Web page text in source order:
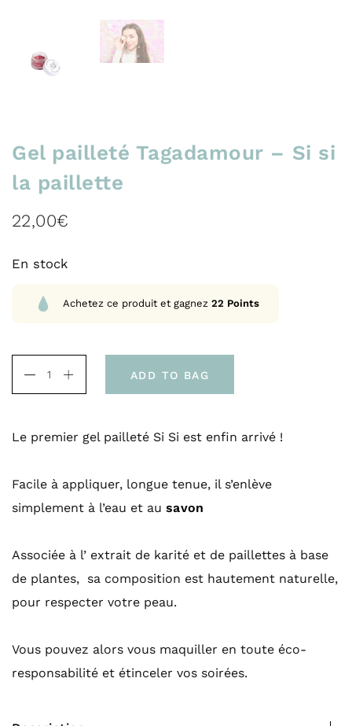
Gel pailleté Tagadamour – Si si
la paillette
22,00€
En stock
Achetez ce produit et gagnez 22 Points
ADD TO BAG
Le premier gel pailleté Si Si est enfin arrivé !
Facile à appliquer, longue tenue, il s’enlève
simplement à l’eau et au savon
Associée à l’ extrait de karité et de paillettes à base
de plantes, sa composition est hautement naturelle,
pour respecter votre peau.
Vous pouvez alors vous maquiller en toute éco-
responsabilité et étinceler vos soirées.